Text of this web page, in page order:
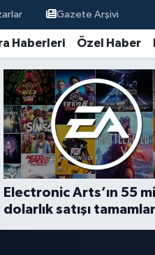
Gazete Arşivi
Haberleri Özel Haber
Electronic Arts’ın 55
dolarlık satışı